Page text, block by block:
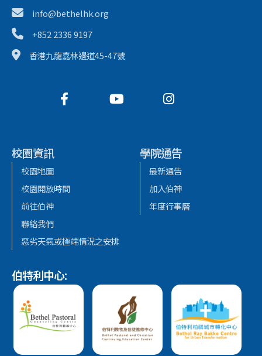
info@bethelhk.org
+852 2336 9197
香港九龍嘉林邊道45-47號
校園資訊
校園地圖
校園開放時間
前往伯神
聯絡我們
惡劣天氣或極端情況之安排
學院通告
最新通告
加入伯神
年度行事曆
伯特利中心: